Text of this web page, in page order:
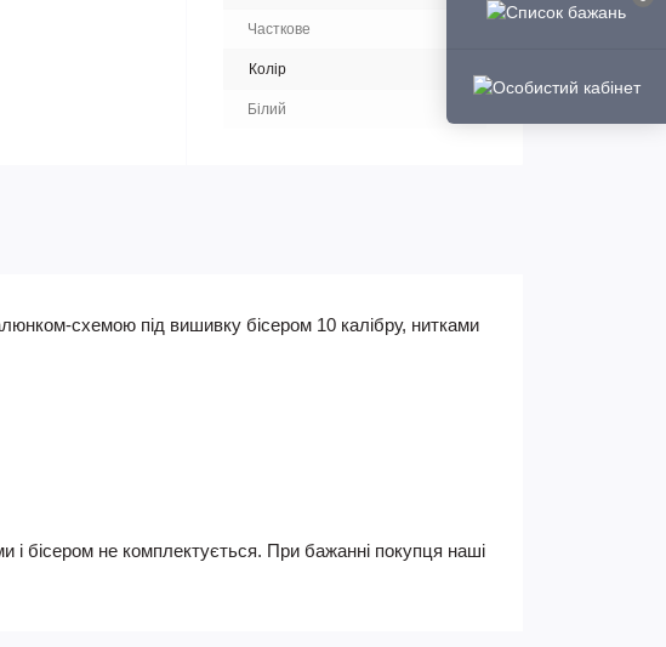
Часткове
Колір
Білий
схемою під вишивку бісером 10 калібру, нитками
і бісером не комплектується. При бажанні покупця наші